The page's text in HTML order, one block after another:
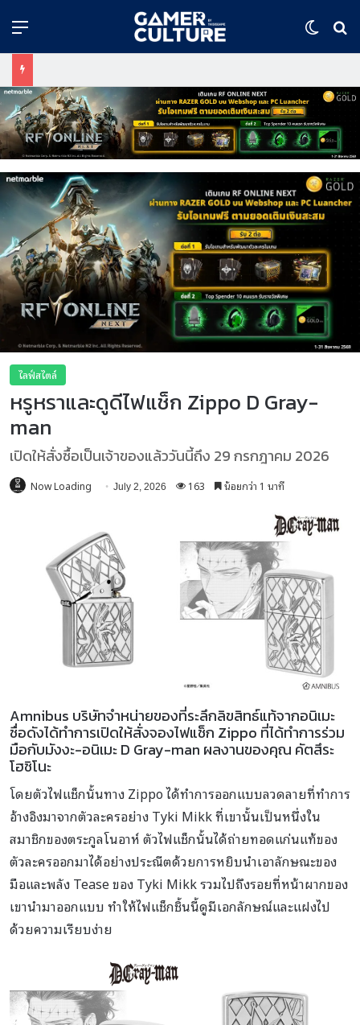
Menu
ไลฟ์สไตล์
หรูหราและดูดีไฟแช็ก Zippo D Gray-
man
เปิดให้สั่งซื้อเป็นเจ้าของแล้ววันนี้ถึง 29 กรกฎาคม 2026
Now Loading July 2, 2026 163 น้อยกว่า 1 นาที
Amnibus บริษัทจำหน่ายของที่ระลึกลิขสิทธ์แท้จากอนิเมะ
ชื่อดังได้ทำการเปิดให้สั่งจองไฟแช็ก Zippo ที่ได้ทำการร่วม
มือกับมังงะ-อนิเมะ D Gray-man ผลงานของคุณ คัตสึระ
โฮชิโนะ
โดยตัวไฟแช็กนั้นทาง Zippo ได้ทำการออกแบบลวดลายที่ทำการ
อ้างอิงมาจากตัวละครอย่าง Tyki Mikk ที่เขานั้นเป็นหนึ่งใน
สมาชิกของตระกูลโนอาห์ ตัวไฟแช็กนั้นได้ถ่ายทอดแก่นแท้ของ
ตัวละครออกมาได้อย่างประณีตด้วยการหยิบนำเอาลักษณะของ
มือและพลัง Tease ของ Tyki Mikk รวมไปถึงรอยที่หน้าผากของ
เขานำมาออกแบบ ทำให้ไฟแช็กชิ้นนี้ดูมีเอกลักษณ์และแฝงไป
ด้วยความเรียบง่าย